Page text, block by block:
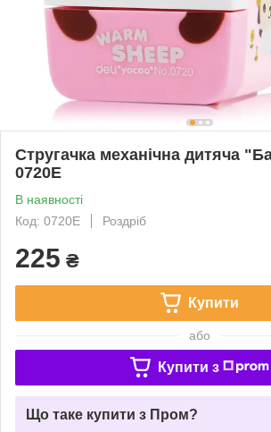
Стругачка механічна дитяча
0720E
В наявності
Код: 0720E
Роздріб
225 ₴
Купити
або
Купити з
Що таке купити з Пром?